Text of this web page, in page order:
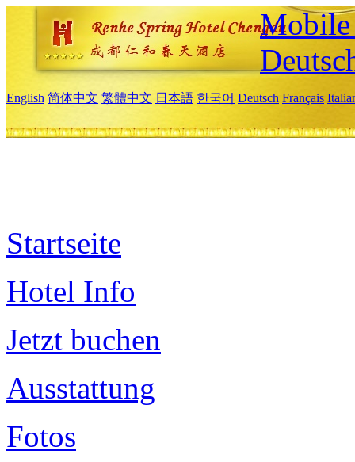
Mobile
English 简体中文 繁體中文 日本語 한국어 Deutsch Français
Startseite
Hotel Info
Jetzt buchen
Ausstattung
Fotos